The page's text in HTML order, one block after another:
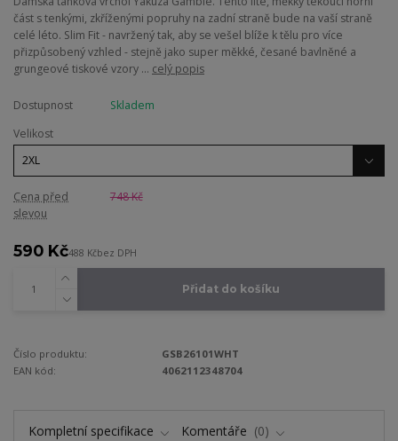
část s tenkými, zkříženými popruhy na zadní straně bude na vaší straně
celé léto. Slim Fit - navržený tak, aby se vešel blíže k tělu pro více
přizpůsobený vzhled - stejně jako super měkké, česané bavlněné a
grungeové tiskové vzory ... celý popis
Dostupnost
Skladem
Velikost
Cena před
slevou
748 Kč
590 Kč488 Kčbez DPH
Přidat do košíku
Číslo produktu:
GSB26101WHT
EAN kód:
4062112348704
Kompletní specifikace Komentáře 0